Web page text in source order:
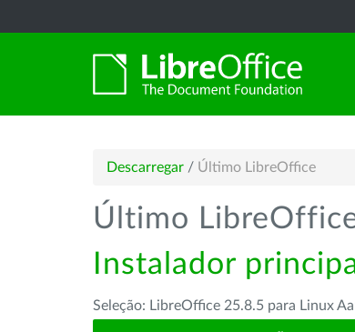
Descarregar / Último LibreOffice
Último
Instalador
Seleção: LibreOffice 25.8.5 para Linux